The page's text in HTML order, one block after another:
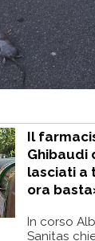
Il
Ghibaudi
lasciati a
ora
In corso
Sanitas